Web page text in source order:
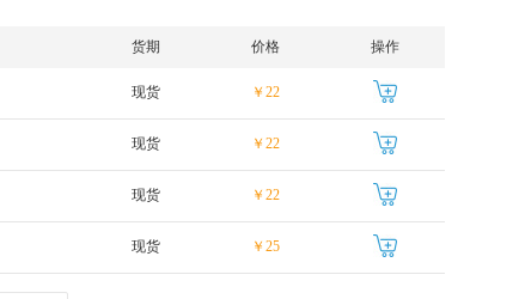
货期 价格 操作
现货 ￥22
现货 ￥22
现货 ￥22
现货 ￥25